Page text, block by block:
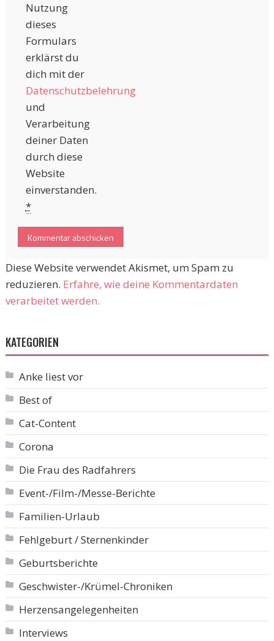
Nutzung
dieses
Formulars
erklärst du
dich mit der
Datenschutzbelehrung
und
Verarbeitung
deiner Daten
durch diese
Website
einverstanden.
*
Diese Website verwendet Akismet, um Spam zu
reduzieren. Erfahre, wie deine Kommentardaten
verarbeitet werden.
KATEGORIEN
Anke liest vor
Best of
Cat-Content
Corona
Die Frau des Radfahrers
Event-/Film-/Messe-Berichte
Familien-Urlaub
Fehlgeburt / Sternenkinder
Geburtsberichte
Geschwister-/Krümel-Chroniken
Herzensangelegenheiten
Interviews